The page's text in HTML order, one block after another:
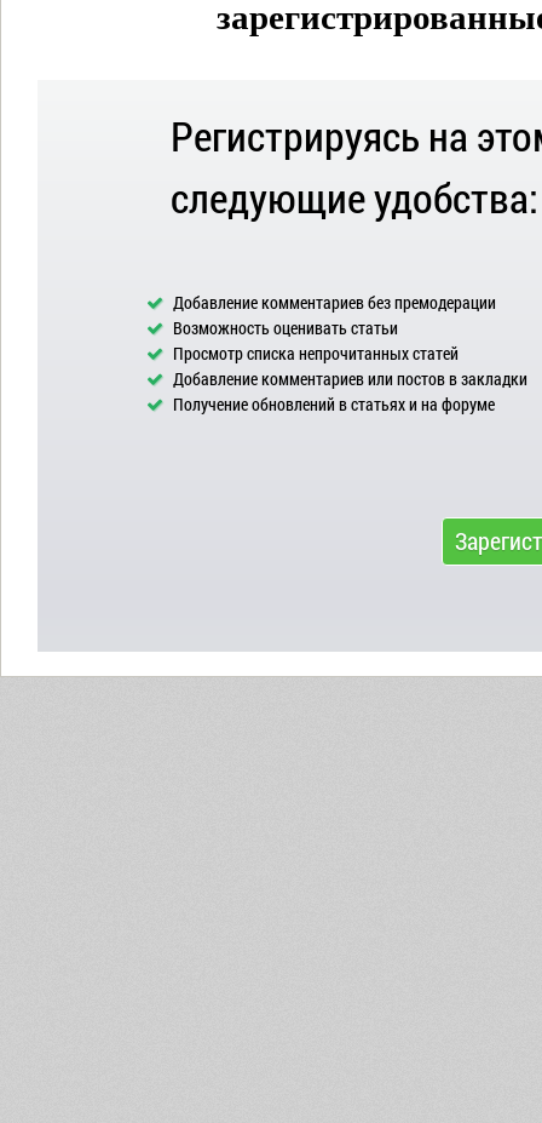
Регистрируясь на
следующие удобства:
Добавление комментариев без премодерации
Возможность оценивать статьи
Просмотр списка непрочитанных статей
Добавление комментариев или постов в закладки
Получение обновлений в статьях и на форуме